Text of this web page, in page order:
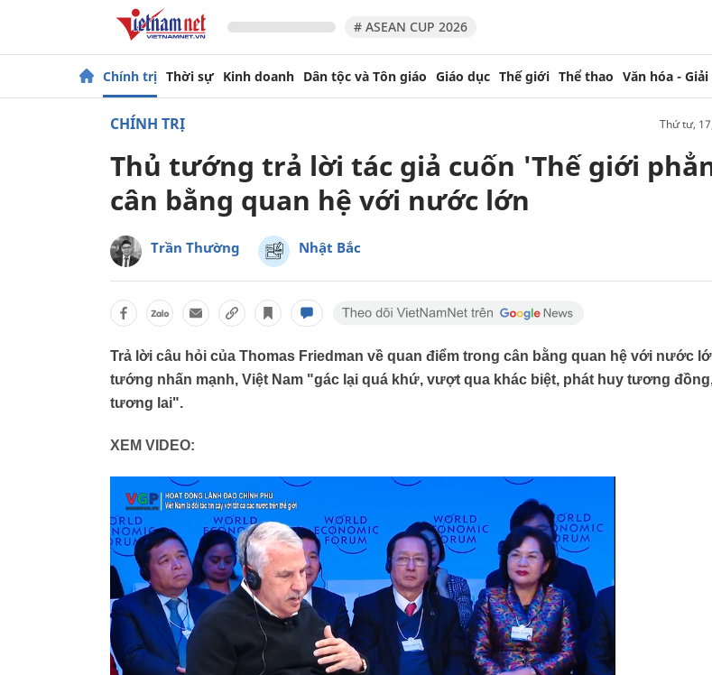
# ASEAN CUP 2026
Chính trị Thời sự Kinh doanh Dân tộc và Tôn giáo Giáo dục Thế giới Thể thao Văn hóa -
CHÍNH TRỊ thứ tư,
Thủ tướng trả lời tác giả cuốn 'Thế giới
cân bằng quan hệ với nước lớn
Trần Thường Nhật Bắc
Trả lời câu hỏi của Thomas Friedman về quan điểm trong cân bằng quan hệ với nước
tướng nhấn mạnh, Việt Nam "gác lại quá khứ, vượt qua khác biệt, phát huy tương
tương lai".
XEM VIDEO: